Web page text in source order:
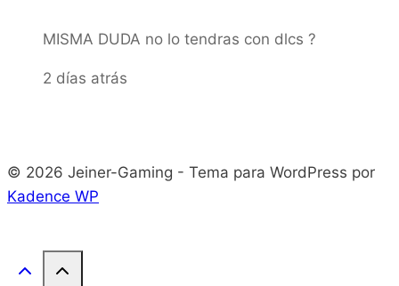
MISMA DUDA no lo tendras con dlcs ?
2 días atrás
© 2026 Jeiner-Gaming - Tema para WordPress por
Kadence WP